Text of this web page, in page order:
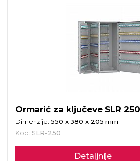
Ormarić za ključeve SLR 250
Dimenzije: 550 x 380 x 205 mm
Kod: SLR-250
Detaljnije